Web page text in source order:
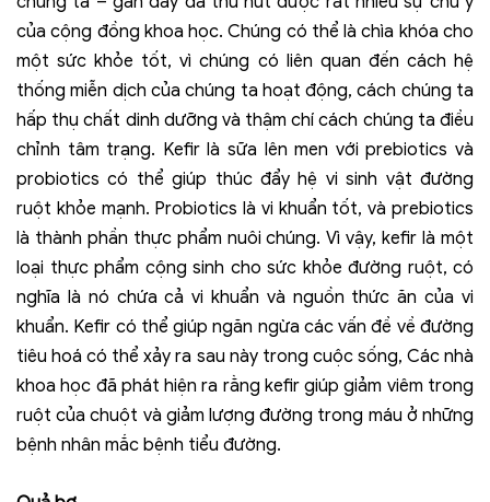
của cộng đồng khoa học. Chúng có thể là chìa khóa cho
một sức khỏe tốt, vì chúng có liên quan đến cách hệ
thống miễn dịch của chúng ta hoạt động, cách chúng ta
hấp thụ chất dinh dưỡng và thậm chí cách chúng ta điều
chỉnh tâm trạng. Kefir là sữa lên men với prebiotics và
probiotics có thể giúp thúc đẩy hệ vi sinh vật đường
ruột khỏe mạnh. Probiotics là vi khuẩn tốt, và prebiotics
là thành phần thực phẩm nuôi chúng. Vì vậy, kefir là một
loại thực phẩm cộng sinh cho sức khỏe đường ruột, có
nghĩa là nó chứa cả vi khuẩn và nguồn thức ăn của vi
khuẩn. Kefir có thể giúp ngăn ngừa các vấn đề về đường
tiêu hoá có thể xảy ra sau này trong cuộc sống, Các nhà
khoa học đã phát hiện ra rằng kefir giúp giảm viêm trong
ruột của chuột và giảm lượng đường trong máu ở những
bệnh nhân mắc bệnh tiểu đường.